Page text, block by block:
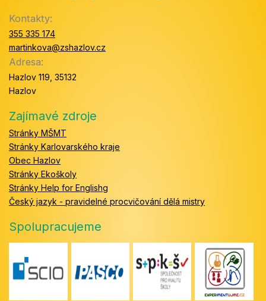
Kontakty:
355 335 174
martinkova@zshazlov.cz
Adresa:
Hazlov 119, 35132
Hazlov
Zajímavé zdroje
Stránky MŠMT
Stránky Karlovarského kraje
Obec Hazlov
Stránky Ekoškoly
Stránky Help for Englishg
Český jazyk - pravidelné procvičování dělá mistry
Spolupracujeme